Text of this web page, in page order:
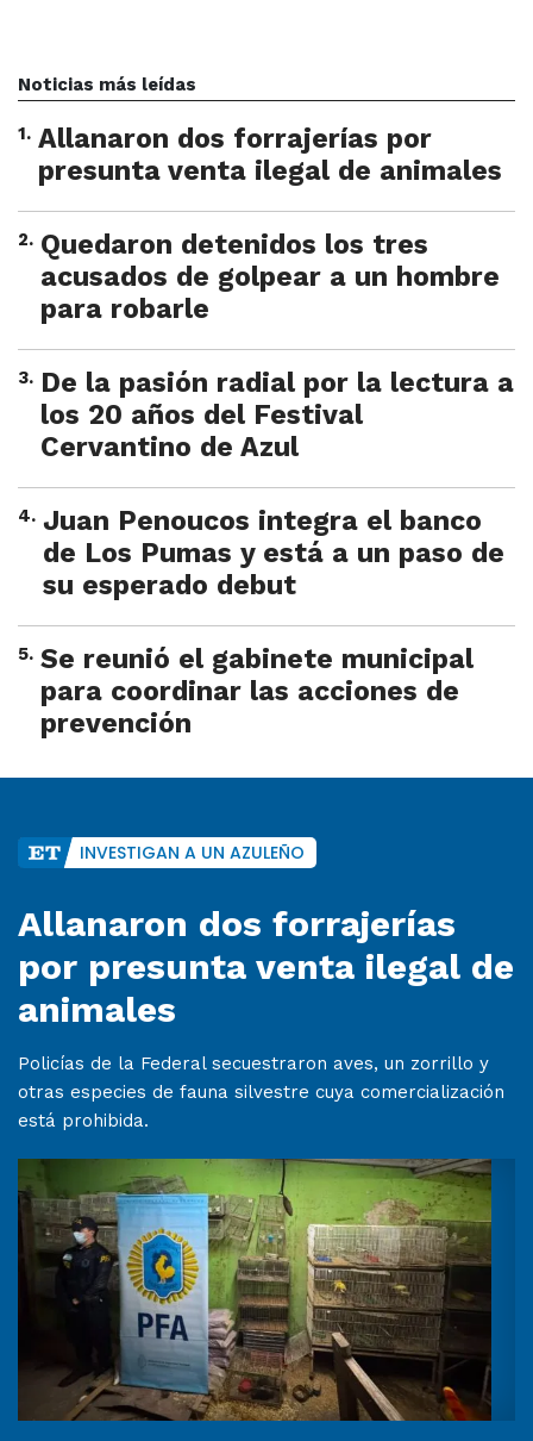
Noticias más leídas
1. Allanaron dos forrajerías por
presunta venta ilegal de animales
2. Quedaron detenidos los tres
acusados de golpear a un hombre
para robarle
3. De la pasión radial por la lectura a
los 20 años del Festival
Cervantino de Azul
4. Juan Penoucos integra el banco
de Los Pumas y está a un paso de
su esperado debut
5. Se reunió el gabinete municipal
para coordinar las acciones de
prevención
INVESTIGAN A UN AZULEÑO
Allanaron dos forrajerías
por presunta venta ilegal de
animales
Policías de la Federal secuestraron aves, un zorrillo y
otras especies de fauna silvestre cuya comercialización
está prohibida.